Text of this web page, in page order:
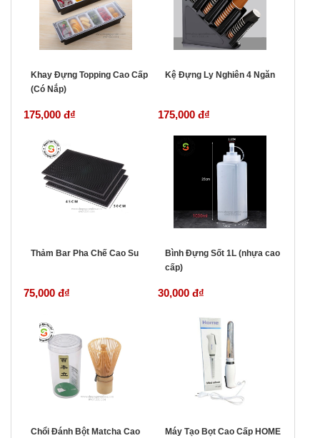
Khay Đựng Topping Cao Cấp
(Có Nắp)
175,000 đ₫
Kệ Đựng Ly Nghiên 4 Ngăn
175,000 đ₫
Thảm Bar Pha Chế Cao Su
75,000 đ₫
Bình Đựng Sốt 1L (nhựa cao
cấp)
30,000 đ₫
Chổi Đánh Bột Matcha Cao
Máy Tạo Bọt Cao Cấp HOME